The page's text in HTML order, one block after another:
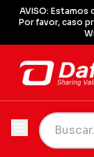
AVISO: Estamos
Por favor, caso